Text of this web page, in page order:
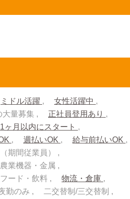
ミドル活躍
女性活躍中
大量募集
正社員登用あり
1ヶ月以内にスタート
週払いOK
給与前払いOK
期間従業員）
業機器・金属
ード・飲料
物流・倉庫
勤のみ
二交替制/三交替制